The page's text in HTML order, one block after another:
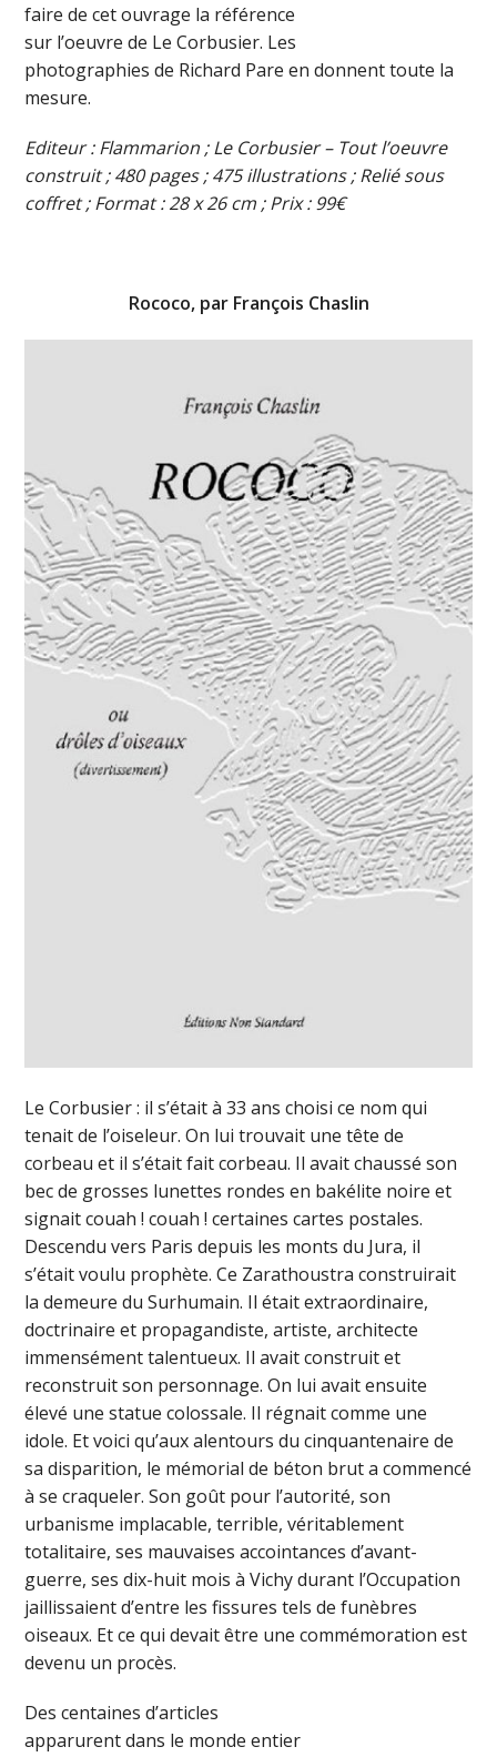
faire de cet ouvrage la référence
sur l’oeuvre de Le Corbusier. Les
photographies de Richard Pare en donnent toute la
mesure.
Editeur : Flammarion ; Le Corbusier – Tout l’oeuvre
construit ; 480 pages ; 475 illustrations ; Relié sous
coffret ; Format : 28 x 26 cm ; Prix : 99€
Rococo, par François Chaslin
Le Corbusier : il s’était à 33 ans choisi ce nom qui
tenait de l’oiseleur. On lui trouvait une tête de
corbeau et il s’était fait corbeau. Il avait chaussé son
bec de grosses lunettes rondes en bakélite noire et
signait couah ! couah ! certaines cartes postales.
Descendu vers Paris depuis les monts du Jura, il
s’était voulu prophète. Ce Zarathoustra construirait
la demeure du Surhumain. Il était extraordinaire,
doctrinaire et propagandiste, artiste, architecte
immensément talentueux. Il avait construit et
reconstruit son personnage. On lui avait ensuite
élevé une statue colossale. Il régnait comme une
idole. Et voici qu’aux alentours du cinquantenaire de
sa disparition, le mémorial de béton brut a commencé
à se craqueler. Son goût pour l’autorité, son
urbanisme implacable, terrible, véritablement
totalitaire, ses mauvaises accointances d’avant-
guerre, ses dix-huit mois à Vichy durant l’Occupation
jaillissaient d’entre les fissures tels de funèbres
oiseaux. Et ce qui devait être une commémoration est
devenu un procès.
Des centaines d’articles
apparurent dans le monde entier